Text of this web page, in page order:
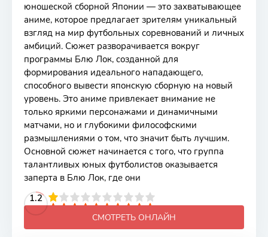
юношеской сборной Японии — это захватывающее
аниме, которое предлагает зрителям уникальный
взгляд на мир футбольных соревнований и личных
амбиций. Сюжет разворачивается вокруг
программы Блю Лок, созданной для
формирования идеального нападающего,
способного вывести японскую сборную на новый
уровень. Это аниме привлекает внимание не
только яркими персонажами и динамичными
матчами, но и глубокими философскими
размышлениями о том, что значит быть лучшим.
Основной сюжет начинается с того, что группа
талантливых юных футболистов оказывается
заперта в Блю Лок, где они
1.2
4 5 6 7 8 9 10
СМОТРЕТЬ ОНЛАЙН